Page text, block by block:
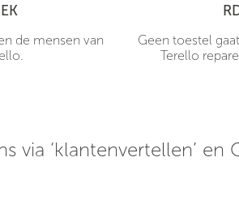
de mensen van
Geen toestel
Terello
via ‘klantenvertellen’ en